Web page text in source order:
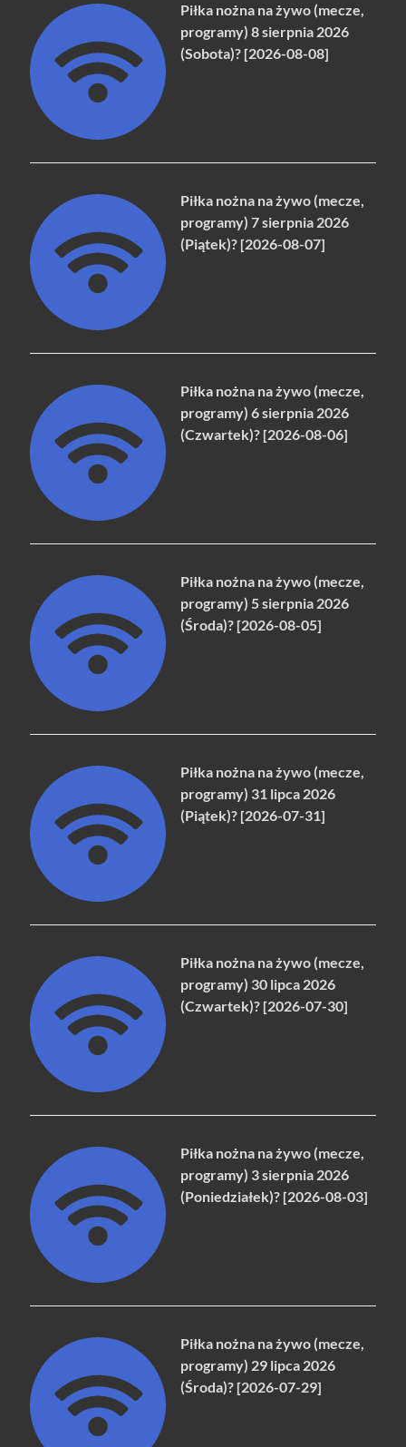
Piłka nożna na żywo (mecze,
programy) 8 sierpnia 2026
(Sobota)? [2026-08-08]
Piłka nożna na żywo (mecze,
programy) 7 sierpnia 2026
(Piątek)? [2026-08-07]
Piłka nożna na żywo (mecze,
programy) 6 sierpnia 2026
(Czwartek)? [2026-08-06]
Piłka nożna na żywo (mecze,
programy) 5 sierpnia 2026
(Środa)? [2026-08-05]
Piłka nożna na żywo (mecze,
programy) 31 lipca 2026
(Piątek)? [2026-07-31]
Piłka nożna na żywo (mecze,
programy) 30 lipca 2026
(Czwartek)? [2026-07-30]
Piłka nożna na żywo (mecze,
programy) 3 sierpnia 2026
(Poniedziałek)? [2026-08-03]
Piłka nożna na żywo (mecze,
programy) 29 lipca 2026
(Środa)? [2026-07-29]